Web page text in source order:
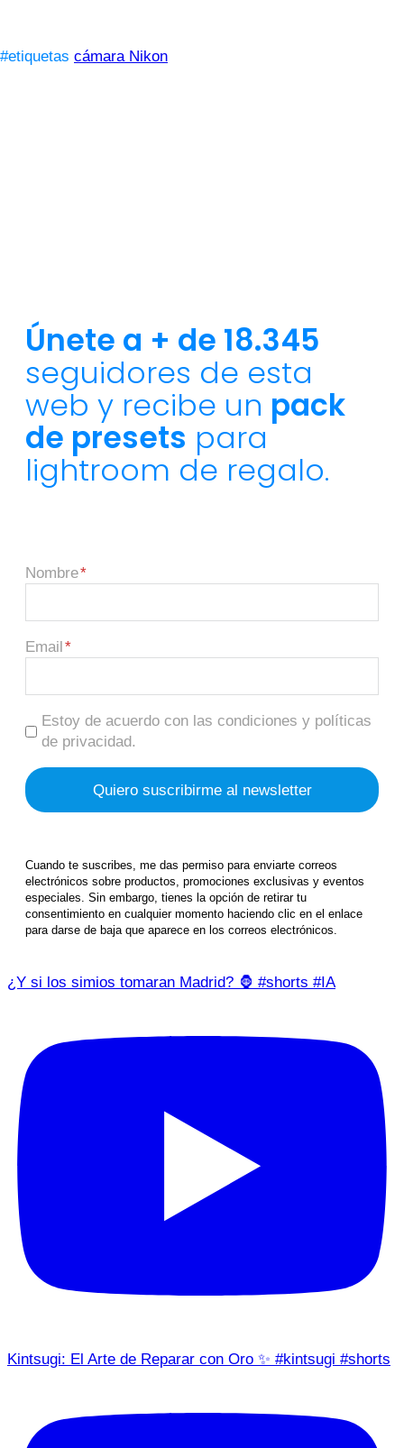
#etiquetas cámara Nikon
Únete a + de 18.345
seguidores de esta
web y recibe un pack
de presets para
lightroom de regalo.
Nombre
Email
Estoy de acuerdo con las condiciones y políticas
de privacidad.
Cuando te suscribes, me das permiso para enviarte correos
electrónicos sobre productos, promociones exclusivas y eventos
especiales. Sin embargo, tienes la opción de retirar tu
consentimiento en cualquier momento haciendo clic en el enlace
para darse de baja que aparece en los correos electrónicos.
¿Y si los simios tomaran Madrid? 🦍 #shorts #IA
Kintsugi: El Arte de Reparar con Oro ✨ #kintsugi #shorts